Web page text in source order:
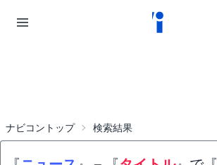
ナビコントップ 検索結果